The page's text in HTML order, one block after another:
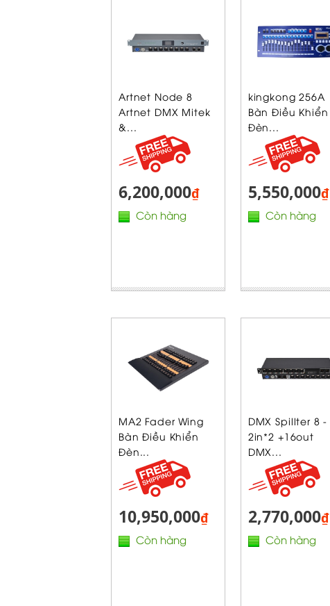
Artnet Node 8
Artnet DMX Mitek
&...
6,200,000₫
Còn hàng
kingkong 256A
Bàn Điều Khiển
Đèn...
5,550,000₫
Còn hàng
MA2 Fader Wing
Bàn Điều Khiển
Đèn...
10,950,000₫
Còn hàng
DMX Spillter 8 -
2in*2 +16out
DMX...
2,770,000₫
Còn hàng